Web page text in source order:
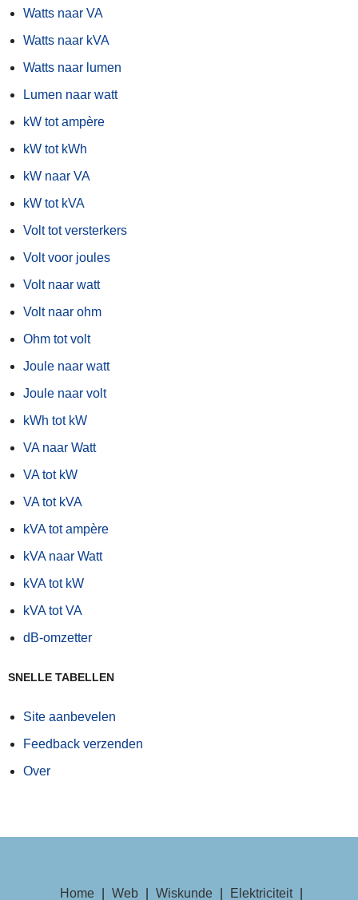
Watts naar VA
Watts naar kVA
Watts naar lumen
Lumen naar watt
kW tot ampère
kW tot kWh
kW naar VA
kW tot kVA
Volt tot versterkers
Volt voor joules
Volt naar watt
Volt naar ohm
Ohm tot volt
Joule naar watt
Joule naar volt
kWh tot kW
VA naar Watt
VA tot kW
VA tot kVA
kVA tot ampère
kVA naar Watt
kVA tot kW
kVA tot VA
dB-omzetter
SNELLE TABELLEN
Site aanbevelen
Feedback verzenden
Over
Home Web Wiskunde Elektriciteit